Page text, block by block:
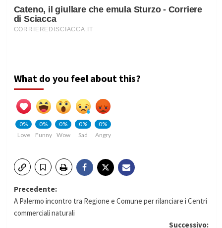
What do you feel about this?
0%
Love
0%
Funny
0%
Wow
0%
Sad
0%
Angry
Navigazione
articolo
Precedente:
A Palermo incontro tra Regione e Comune per rilanciare i Centri
commerciali naturali
Successivo: